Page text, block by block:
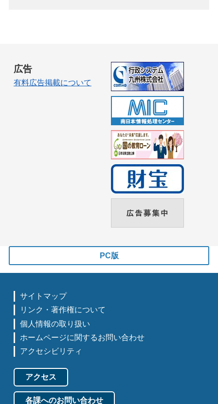
広告
有料広告掲載について
PC版
サイトマップ
リンク・著作権について
個人情報の取り扱い
ホームページに関するお問い合わせ
アクセシビリティ
アクセス
各課へのお問い合わせ